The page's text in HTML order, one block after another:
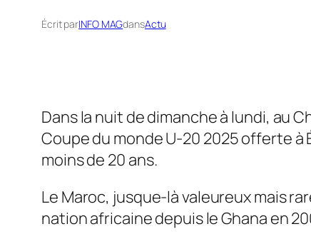
Écrit parINFO MAGdansActu
Dans la nuit de dimanche à lundi, au
Coupe du monde U‑20 2025 offerte à
moins de 20 ans.
Le Maroc, jusque-là valeureux mais
nation africaine depuis le Ghana en